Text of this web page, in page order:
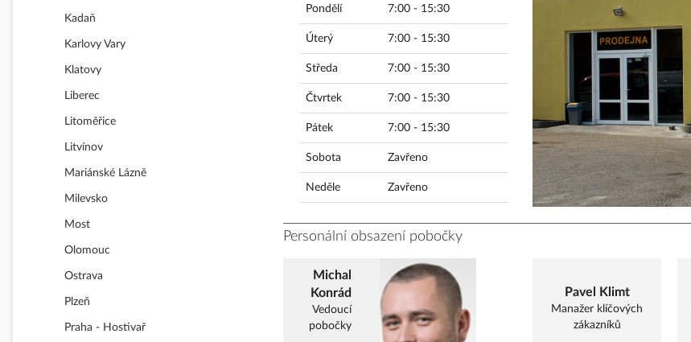
Pondělí 7:00 - 15:30
Úterý 7:00 - 15:30
Středa 7:00 - 15:30
Čtvrtek 7:00 - 15:30
Pátek 7:00 - 15:30
Sobota Zavřeno
Neděle Zavřeno
Personální obsazení pobočky
Michal
Konrád
Vedoucí
pobočky
Pavel Klimt
Manažer klíčových
zákazníků
Kadaň
Karlovy Vary
Klatovy
Liberec
Litoměřice
Litvínov
Mariánské Lázně
Milevsko
Most
Olomouc
Ostrava
Plzeň
Praha - Hostivař